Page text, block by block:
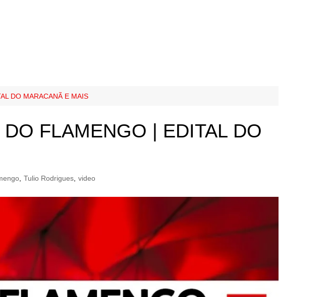
DO MARACANÃ E MAIS
FLAMENGO | EDITAL DO
Tulio Rodrigues video